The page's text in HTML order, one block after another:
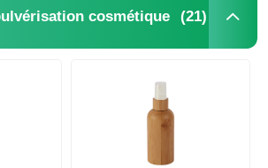
cosmétique (21)